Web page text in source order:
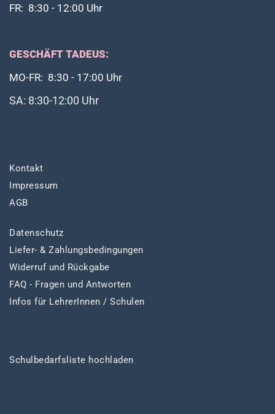
FR: 8:30 - 12:00 Uhr
GESCHÄFT TADEUS:
MO-FR: 8:30 - 17:00 Uhr
SA: 8:30-12:00 Uhr
Kontakt
Impressum
AGB
Datenschutz
Liefer- & Zahlungsbedingungen
Widerruf und Rückgabe
FAQ - Fragen und Antworten
Infos für LehrerInnen / Schulen
Schulbedarfsliste hochladen